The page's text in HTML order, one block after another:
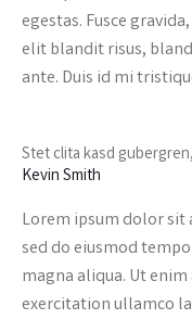
egestas. Fusce
elit blandit risus,
ante. Duis id mi
Stet clita kasd
Kevin Smith
Lorem ipsum dolor
sed do eiusmod
magna aliqua. Ut
exercitation ullamco